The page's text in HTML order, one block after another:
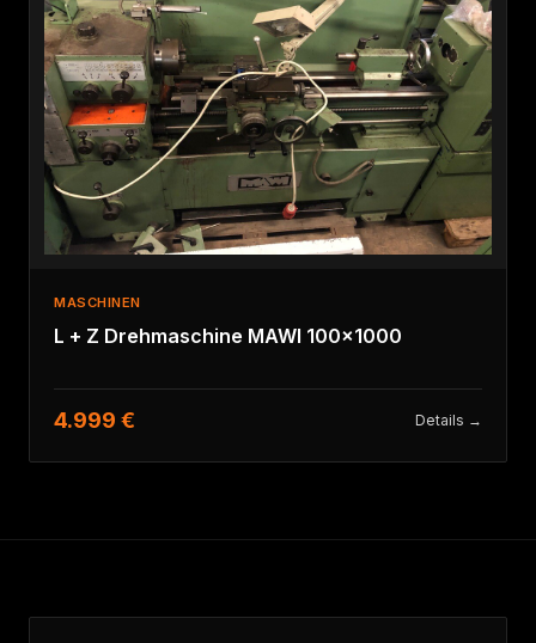
MASCHINEN
L + Z Drehmaschine MAWI 100x1000
4.999 € Details →